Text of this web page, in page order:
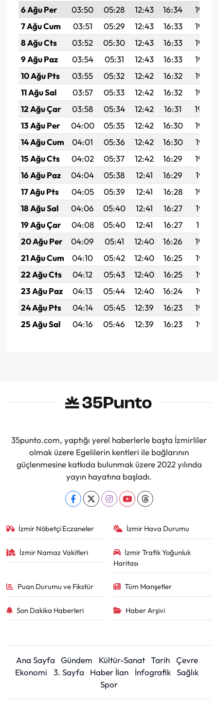
6 Ağu Per 03:50 05:28 12:43 16:34
19:48
7 Ağu Cum
03:51 05:29 12:43 16:33
19:46
8 Ağu Cts
03:52 05:30 12:43 16:33
19:45
9 Ağu Paz
03:54 05:31 12:43 16:33
19:44
10 Ağu Pts
03:55 05:32 12:42 16:32
19:43
11 Ağu Sal
03:57 05:33 12:42 16:32
19:42
12 Ağu Çar
03:58 05:34 12:42 16:31
19:40
13 Ağu Per
04:00 05:35 12:42 16:30
19:39
14 Ağu Cum
04:01 05:36 12:42 16:30
19:38
15 Ağu Cts
04:02 05:37 12:42 16:29
19:36
16 Ağu Paz
04:04 05:38 12:41 16:29
19:35
17 Ağu Pts
04:05 05:39 12:41 16:28
19:34
18 Ağu Sal
04:06 05:40 12:41 16:27
19:32
19 Ağu Çar
04:08 05:40 12:41 16:27
19:31
20 Ağu Per
04:09 05:41 12:40 16:26
19:30
21 Ağu Cum
04:10 05:42 12:40 16:25
19:28
22 Ağu Cts
04:12 05:43 12:40 16:25
19:27
23 Ağu Paz
04:13 05:44 12:40 16:24
19:25
24 Ağu Pts
04:14 05:45 12:39 16:23
19:24
25 Ağu Sal
04:16 05:46 12:39 16:23 19:22
35punto.com, yaptığı yerel haberlerle başta İzmirliler
olmak üzere Egelilerin kentleri ile bağlarının
güçlenmesine katkıda bulunmak üzere 2022 yılında
yayın hayatına başladı.
İzmir Nöbetçi Eczaneler İzmir Hava Durumu
İzmir Namaz Vakitleri
İzmir Trafik Yoğunluk
Haritası
Puan Durumu ve Fikstür Tüm Manşetler
Son Dakika Haberleri Haber Arşivi
Ana Sayfa Gündem Kültür-Sanat Tarih
Çevre
Ekonomi
3. Sayfa Haber İlan İnfografik Sağlık
Spor